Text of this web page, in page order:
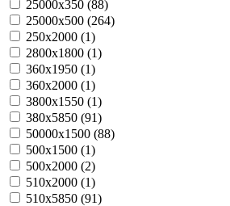
25000х350 (88)
25000х500 (264)
250х2000 (1)
2800х1800 (1)
360х1950 (1)
360х2000 (1)
3800х1550 (1)
380х5850 (91)
50000х1500 (88)
500х1500 (1)
500х2000 (2)
510х2000 (1)
510х5850 (91)